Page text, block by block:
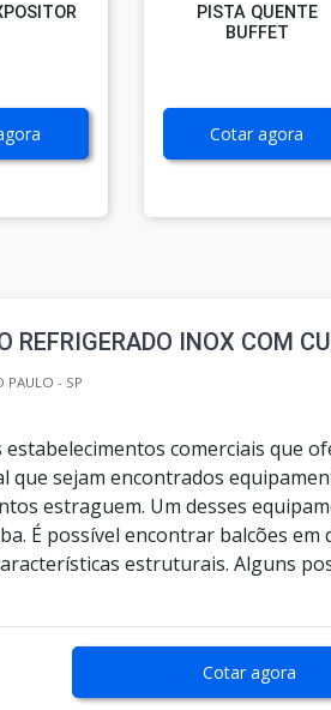
PISTA QUENTE
BUFFET
Cotar agora
REFRIGERADO INOX COM
PAULO - SP
estabelecimentos comerciais que
que sejam encontrados
estraguem. Um desses
É possível encontrar balcões em
estruturais. Alguns
Cotar agora